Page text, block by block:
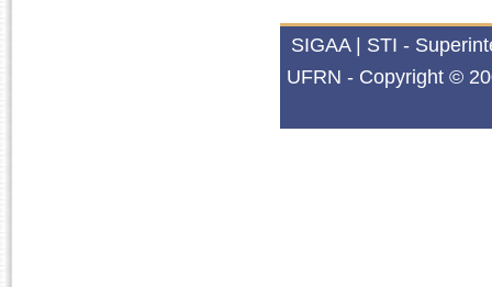
SIGAA | STI -
UFRN - Copyright ©